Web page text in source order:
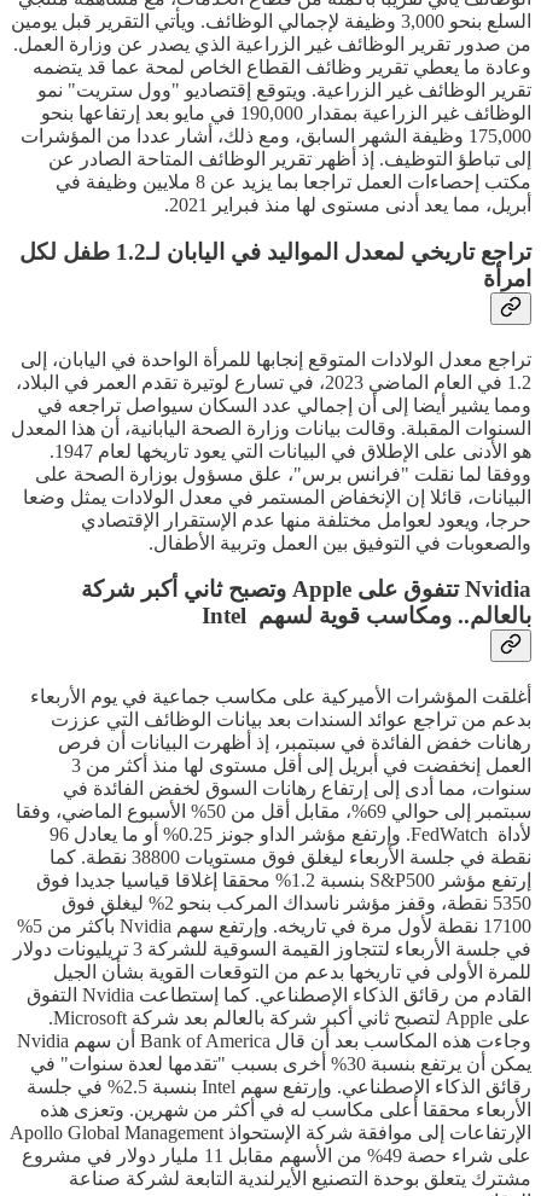
السلع بنحو 3,000 وظيفة لإجمالي الوظائف. ويأتي التقرير قبل يومين
من صدور تقرير الوظائف غير الزراعية الذي يصدر عن وزارة العمل.
وعادة ما يعطي تقرير وظائف القطاع الخاص لمحة عما قد يتضمه
تقرير الوظائف غير الزراعية. ويتوقع إقتصاديو "وول ستريت" نمو
الوظائف غير الزراعية بمقدار 190,000 في مايو بعد إرتفاعها بنحو
175,000 وظيفة الشهر السابق، ومع ذلك، أشار عددا من المؤشرات
إلى تباطؤ التوظيف. إذ أظهر تقرير الوظائف المتاحة الصادر عن
مكتب إحصاءات العمل تراجعا بما يزيد عن 8 ملايين وظيفة في
أبريل، مما يعد أدنى مستوى لها منذ فبراير 2021.
تراجع تاريخي لمعدل المواليد في اليابان لـ1.2 طفل لكل
امرأة
تراجع معدل الولادات المتوقع إنجابها للمرأة الواحدة في اليابان، إلى
1.2 في العام الماضي 2023، في تسارع لوتيرة تقدم العمر في البلاد،
ومما يشير أيضا إلى أن إجمالي عدد السكان سيواصل تراجعه في
السنوات المقبلة. وقالت بيانات وزارة الصحة اليابانية، أن هذا المعدل
هو الأدنى على الإطلاق في البيانات التي يعود تاريخها لعام 1947.
ووفقا لما نقلت "فرانس برس"، علق مسؤول بوزارة الصحة على
البيانات، قائلا إن الإنخفاض المستمر في معدل الولادات يمثل وضعا
حرجا، ويعود لعوامل مختلفة منها عدم الإستقرار الإقتصادي
والصعوبات في التوفيق بين العمل وتربية الأطفال.
Nvidia تتفوق على Apple وتصبح ثاني أكبر شركة
بالعالم.. ومكاسب قوية لسهم Intel
أغلقت المؤشرات الأميركية على مكاسب جماعية في يوم الأربعاء
بدعم من تراجع عوائد السندات بعد بيانات الوظائف التي عززت
رهانات خفض الفائدة في سبتمبر، إذ أظهرت البيانات أن فرص
العمل إنخفضت في أبريل إلى أقل مستوى لها منذ أكثر من 3
سنوات، مما أدى إلى إرتفاع رهانات السوق لخفض الفائدة في
سبتمبر إلى حوالي 69%، مقابل أقل من 50% الأسبوع الماضي، وفقا
لأداة FedWatch. وإرتفع مؤشر الداو جونز 0.25% أو ما يعادل 96
نقطة في جلسة الأربعاء ليغلق فوق مستويات 38800 نقطة. كما
إرتفع مؤشر S&P500 بنسبة 1.2% محققا إغلاقا قياسيا جديدا فوق
5350 نقطة، وقفز مؤشر ناسداك المركب بنحو 2% ليغلق فوق
17100 نقطة لأول مرة في تاريخه. وإرتفع سهم Nvidia بأكثر من 5%
في جلسة الأربعاء لتتجاوز القيمة السوقية للشركة 3 تريليونات دولار
للمرة الأولى في تاريخها بدعم من التوقعات القوية بشأن الجيل
القادم من رقائق الذكاء الإصطناعي. كما إستطاعت Nvidia التفوق
على Apple لتصبح ثاني أكبر شركة بالعالم بعد شركة Microsoft.
وجاءت هذه المكاسب بعد أن قال Bank of America أن سهم Nvidia
يمكن أن يرتفع بنسبة 30% أخرى بسبب "تقدمها لعدة سنوات" في
رقائق الذكاء الإصطناعي. وإرتفع سهم Intel بنسبة 2.5% في جلسة
الأربعاء محققا أعلى مكاسب له في أكثر من شهرين. وتعزى هذه
الإرتفاعات إلى موافقة شركة الإستحواذ Apollo Global Management
على شراء حصة 49% من الأسهم مقابل 11 مليار دولار في مشروع
مشترك يتعلق بوحدة التصنيع الأيرلندية التابعة لشركة صناعة